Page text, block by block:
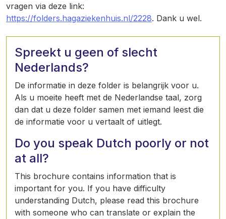
vragen via deze link:
https://folders.hagaziekenhuis.nl/2228. Dank u wel.
Spreekt u geen of slecht
Nederlands?
De informatie in deze folder is belangrijk voor u.
Als u moeite heeft met de Nederlandse taal, zorg
dan dat u deze folder samen met iemand leest die
de informatie voor u vertaalt of uitlegt.
Do you speak Dutch poorly or not
at all?
This brochure contains information that is
important for you. If you have difficulty
understanding Dutch, please read this brochure
with someone who can translate or explain the